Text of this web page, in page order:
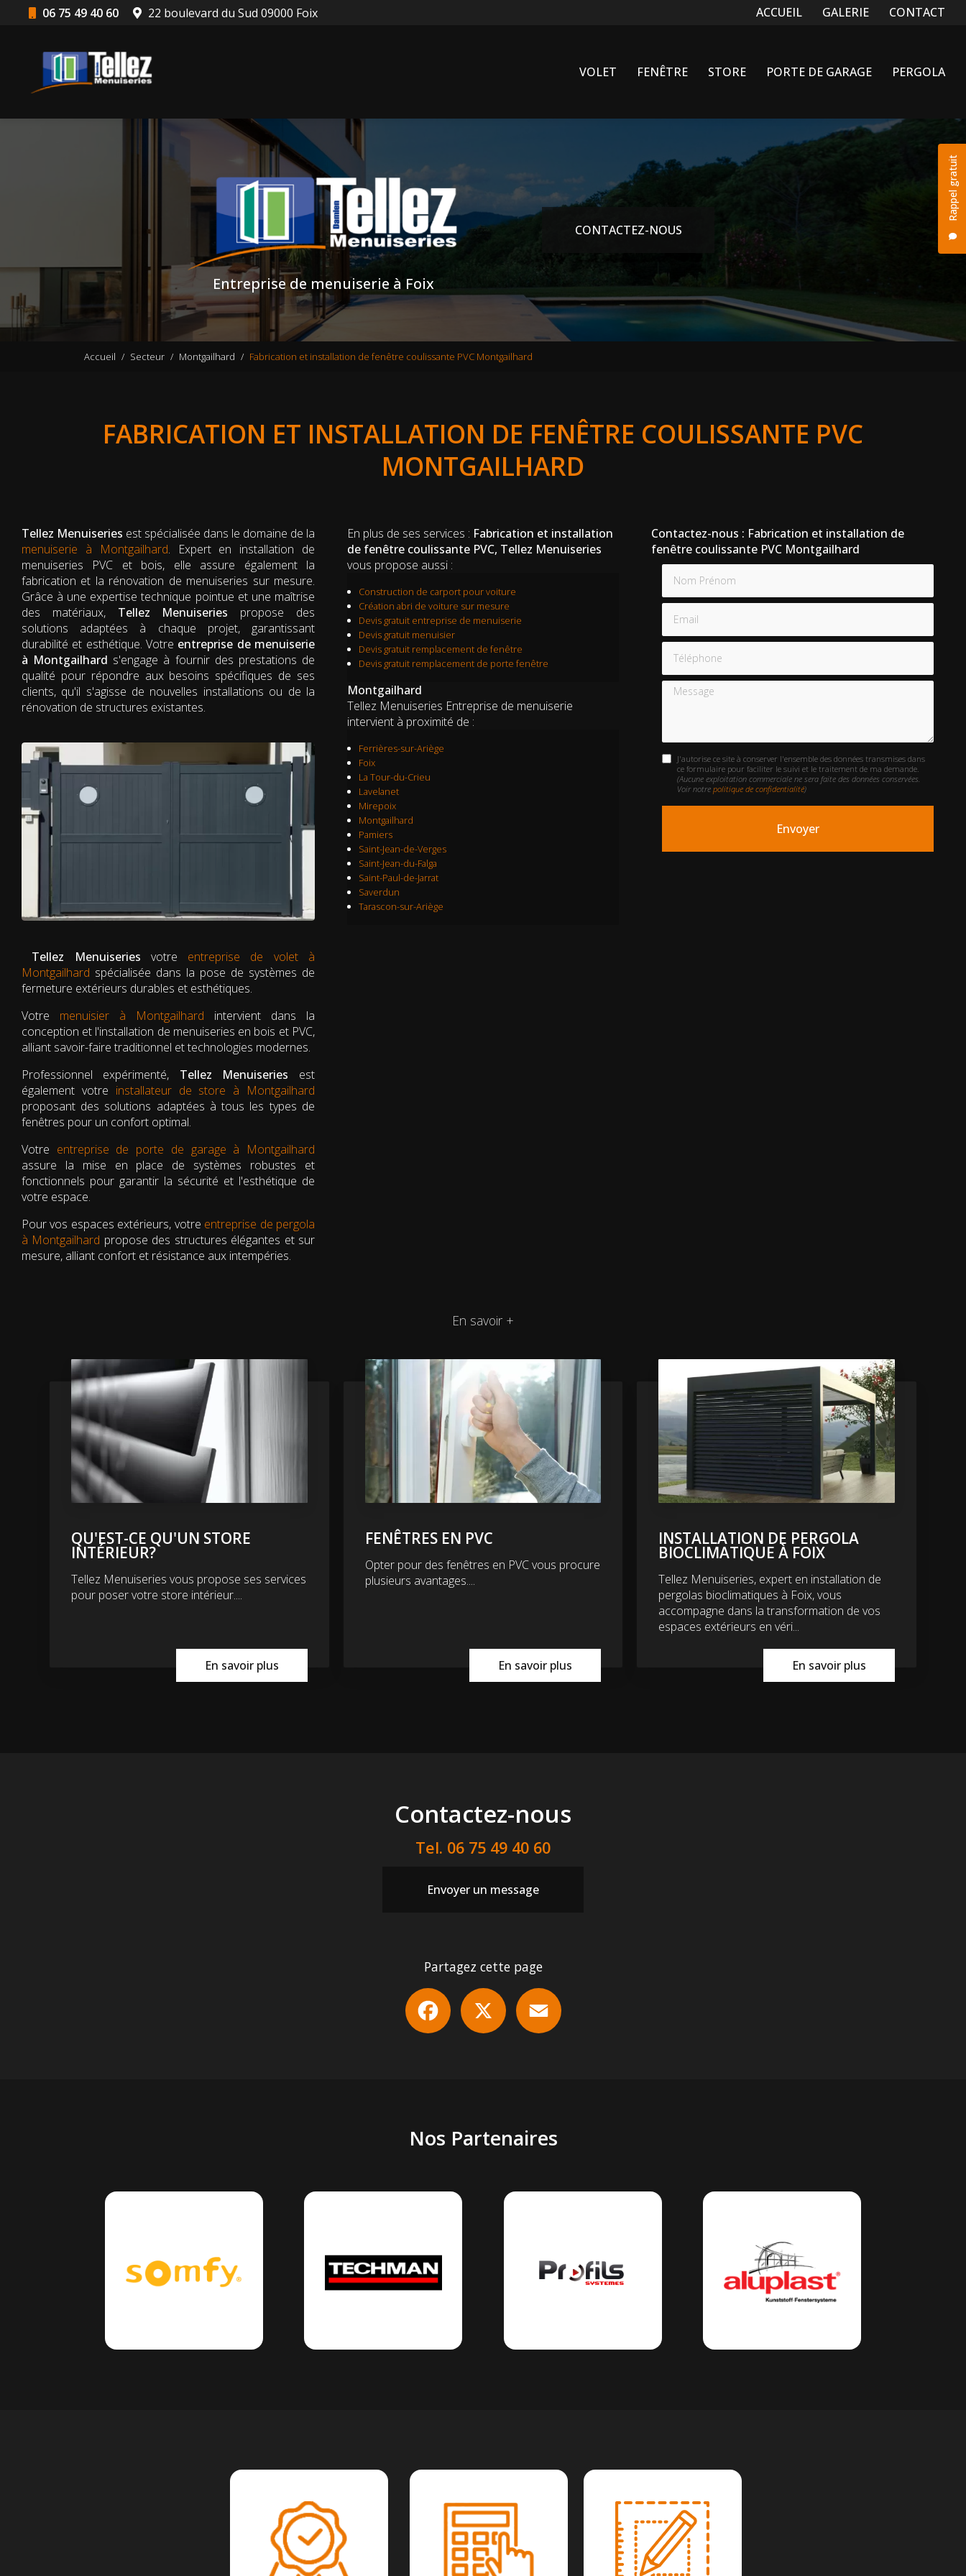
06 75 49 40 60 22 boulevard du Sud 09000 Foix Navigation secondaire
ACCUEIL GALERIE CONTACT
Rappel gratuit
VOLET FENÊTRE STORE PORTE DE GARAGE PERGOLA
Entreprise de menuiserie à Foix
CONTACTEZ-NOUS
Accueil Secteur Montgailhard Fabrication et installation de fenêtre coulissante PVC Montgailhard
FABRICATION ET INSTALLATION DE FENÊTRE COULISSANTE PVC
MONTGAILHARD
Tellez Menuiseries est spécialisée dans le domaine de la
menuiserie à Montgailhard. Expert en installation de
menuiseries PVC et bois, elle assure également la
fabrication et la rénovation de menuiseries sur mesure.
Grâce à une expertise technique pointue et une maîtrise
des matériaux, Tellez Menuiseries propose des
solutions adaptées à chaque projet, garantissant
durabilité et esthétique. Votre entreprise de menuiserie
à Montgailhard s'engage à fournir des prestations de
qualité pour répondre aux besoins spécifiques de ses
clients, qu'il s'agisse de nouvelles installations ou de la
rénovation de structures existantes.
Tellez Menuiseries votre entreprise de volet à
Montgailhard spécialisée dans la pose de systèmes de
fermeture extérieurs durables et esthétiques.
Votre menuisier à Montgailhard intervient dans la
conception et l'installation de menuiseries en bois et PVC,
alliant savoir-faire traditionnel et technologies modernes.
Professionnel expérimenté, Tellez Menuiseries est
également votre installateur de store à Montgailhard
proposant des solutions adaptées à tous les types de
fenêtres pour un confort optimal.
Votre entreprise de porte de garage à Montgailhard
assure la mise en place de systèmes robustes et
fonctionnels pour garantir la sécurité et l'esthétique de
votre espace.
Pour vos espaces extérieurs, votre entreprise de pergola
à Montgailhard propose des structures élégantes et sur
mesure, alliant confort et résistance aux intempéries.
En plus de ses services : Fabrication et installation
de fenêtre coulissante PVC, Tellez Menuiseries
vous propose aussi :
Construction de carport pour voiture
Création abri de voiture sur mesure
Devis gratuit entreprise de menuiserie
Devis gratuit menuisier
Devis gratuit remplacement de fenêtre
Devis gratuit remplacement de porte fenêtre
Montgailhard
Tellez Menuiseries Entreprise de menuiserie
intervient à proximité de :
Ferrières-sur-Ariège
Foix
La Tour-du-Crieu
Lavelanet
Mirepoix
Montgailhard
Pamiers
Saint-Jean-de-Verges
Saint-Jean-du-Falga
Saint-Paul-de-Jarrat
Saverdun
Tarascon-sur-Ariège
Contactez-nous : Fabrication et installation de
fenêtre coulissante PVC Montgailhard
Nom Prénom
Email
Téléphone
Message
J'autorise ce site à conserver l'ensemble des données transmises dans
ce formulaire pour faciliter le suivi et le traitement de ma demande.
(Aucune exploitation commerciale ne sera faite des données conservées.
Voir notre politique de confidentialité)
En savoir +
QU'EST-CE QU'UN STORE
INTÉRIEUR?
Tellez Menuiseries vous propose ses services
pour poser votre store intérieur....
En savoir plus
FENÊTRES EN PVC
Opter pour des fenêtres en PVC vous procure
plusieurs avantages....
En savoir plus
INSTALLATION DE PERGOLA
BIOCLIMATIQUE À FOIX
Tellez Menuiseries, expert en installation de
pergolas bioclimatiques à Foix, vous
accompagne dans la transformation de vos
espaces extérieurs en véri...
En savoir plus
Contactez-nous
Tel. 06 75 49 40 60
Envoyer un message
Partagez cette page
Facebook
Nos Partenaires